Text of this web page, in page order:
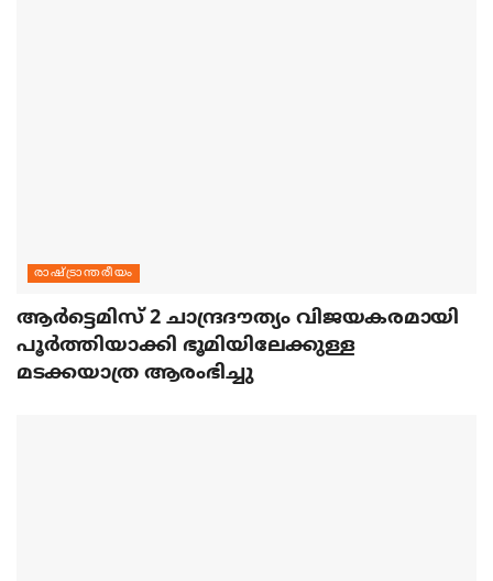
രാഷ്ട്രാന്തരീയം
ആര്‍ട്ടെമിസ് 2 ചാന്ദ്രദൗത്യം വിജയകരമായി
പൂര്‍ത്തിയാക്കി ഭൂമിയിലേക്കുള്ള
മടക്കയാത്ര ആരംഭിച്ചു